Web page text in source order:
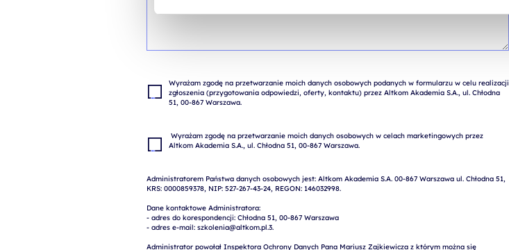
Wyrażam zgodę na przetwarzanie moich danych osobowych podanych w formularzu w celu realizacji
zgłoszenia (przygotowania odpowiedzi, oferty, kontaktu) przez Altkom Akademia S.A., ul. Chłodna
Administratorem Państwa danych osobowych jest: Altkom Akademia S.A. 00-867 Warszawa ul. Chłodna 51,
KRS: 0000859378, NIP: 527-267-43-24, REGON: 146032998.
Dane kontaktowe Administratora:
- adres do korespondencji: Chłodna 51, 00-867 Warszawa
- adres e-mail: szkolenia@altkom.pl.3.
Administrator powołał Inspektora Ochrony Danych Pana Mariusz Zajkiewicza z którym można się